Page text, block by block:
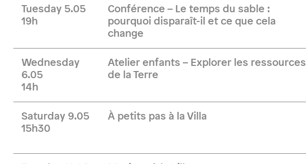
Tuesday 5.05
19h
Conférence – Le temps du sable :
pourquoi disparaît-il et ce que cela
change
Wednesday
6.05
14h
Atelier enfants – Explorer les ressources
de la Terre
Saturday 9.05
15h30
À petits pas à la Villa